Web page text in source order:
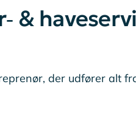
&
der udfører alt